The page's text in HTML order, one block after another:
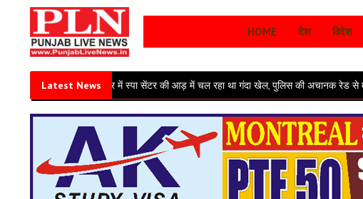
HOME देश विदेश
Latest News
जालंधर में स्पा सेंटर की आड़ में चल रहा था गंदा खेल, पुलिस की अचानक रेड से मची भगदड़; कई